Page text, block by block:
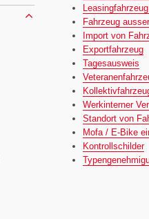
Fahrzeug
Import von
Exportfahrzeug
Tagesausweis
Werkinterner
Standort von
Mofa / E-Bike
Kontrollschilder